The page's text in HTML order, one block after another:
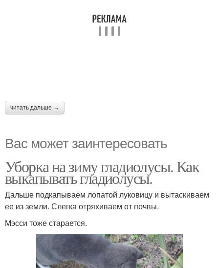
читать дальше →
Вас может заинтересовать
Уборка на зиму гладиолусы. Как
выкапывать гладиолусы.
Дальше подкапываем лопатой луковицу и вытаскиваем
ее из земли. Слегка отряхиваем от почвы.
Мэсси тоже старается.